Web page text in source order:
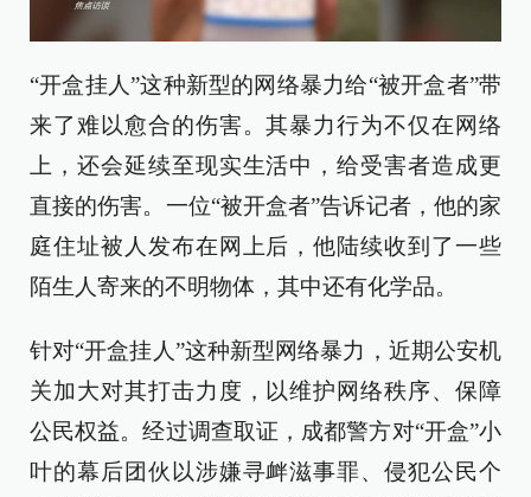
“开盒挂人”这种新型的网络暴力给“被开盒者”带
来了难以愈合的伤害。其暴力行为不仅在网络
上，还会延续至现实生活中，给受害者造成更
直接的伤害。一位“被开盒者”告诉记者，他的家
庭住址被人发布在网上后，他陆续收到了一些
陌生人寄来的不明物体，其中还有化学品。
针对“开盒挂人”这种新型网络暴力，近期公安机
关加大对其打击力度，以维护网络秩序、保障
公民权益。经过调查取证，成都警方对“开盒”小
叶的幕后团伙以涉嫌寻衅滋事罪、侵犯公民个